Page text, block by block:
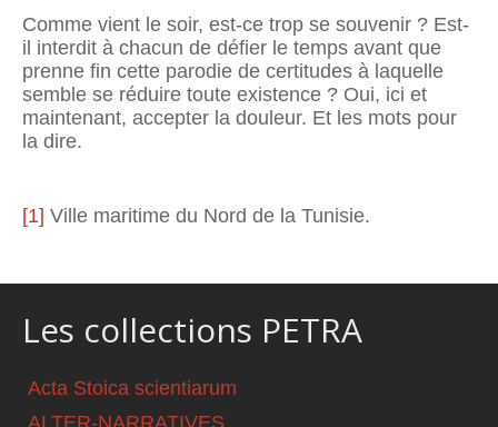
Comme vient le soir, est-ce trop se souvenir ? Est-
il interdit à chacun de défier le temps avant que
prenne fin cette parodie de certitudes à laquelle
semble se réduire toute existence ? Oui, ici et
maintenant, accepter la douleur. Et les mots pour
la dire.
[1] Ville maritime du Nord de la Tunisie.
Les collections PETRA
Acta Stoica scientiarum
ALTER-NARRATIVES